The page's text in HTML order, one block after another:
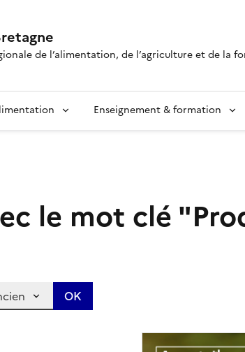
de l’alimentation, de l’agriculture et de la
Enseignement & formation
le mot clé